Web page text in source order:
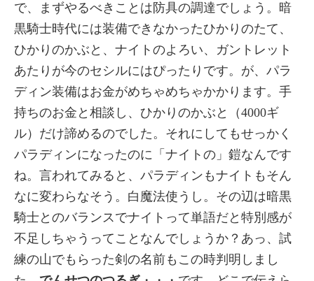
で、まずやるべきことは防具の調達でしょう。暗
黒騎士時代には装備できなかったひかりのたて、
ひかりのかぶと、ナイトのよろい、ガントレット
あたりが今のセシルにはぴったりです。が、パラ
ディン装備はお金がめちゃめちゃかかります。手
持ちのお金と相談し、ひかりのかぶと（4000ギ
ル）だけ諦めるのでした。それにしてもせっかく
パラディンになったのに「ナイトの」鎧なんです
ね。言われてみると、パラディンもナイトもそん
なに変わらなそう。白魔法使うし。その辺は暗黒
騎士とのバランスでナイトって単語だと特別感が
不足しちゃうってことなんでしょうか？あっ、試
練の山でもらった剣の名前もこの時判明しまし